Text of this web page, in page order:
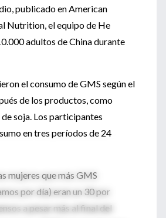
publicado en American
Nutrition, el equipo de He
adultos de China durante
el consumo de GMS según el
de los productos, como
soja. Los participantes
en tres períodos de 24
mujeres que más GMS
por día) eran un 30 por
a pesar más al final del